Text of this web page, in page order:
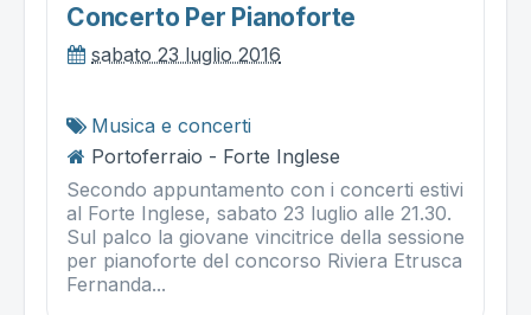
Concerto Per Pianoforte
sabato 23 luglio 2016
Musica e concerti
Portoferraio - Forte Inglese
Secondo appuntamento con i concerti estivi
al Forte Inglese, sabato 23 luglio alle 21.30.
Sul palco la giovane vincitrice della sessione
per pianoforte del concorso Riviera Etrusca
Fernanda...